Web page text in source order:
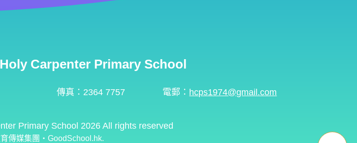
Carpenter Primary School
傳真：2364 7757 電郵： hcps1974@gmail.com
Primary School 2026 All rights reserved
傳媒集團 ‧ GoodSchool.hk.